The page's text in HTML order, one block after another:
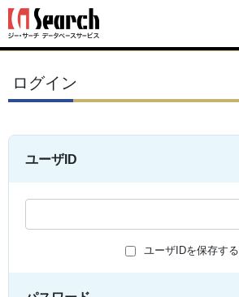
ログイン
ユーザID
ユーザIDを保存する